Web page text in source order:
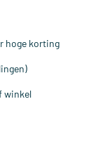
hoge korting
winkel